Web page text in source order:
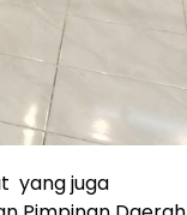
yang juga